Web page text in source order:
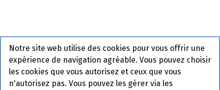
Boulettes Rôti New Vepeli 30 x
200 gr
Actif
Notre site web utilise des cookies pour vous offrir une
expérience de navigation agréable. Vous pouvez choisir
les cookies que vous autorisez et ceux que vous
n'autorisez pas. Vous pouvez les gérer via les